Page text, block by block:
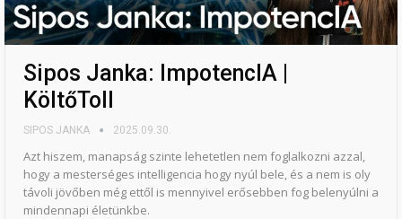
Sipos Janka: ImpotencIA |
KöltőToll
SIPOS JANKA 2025.09.30.
Azt hiszem, manapság szinte lehetetlen nem foglalkozni azzal,
hogy a mesterséges intelligencia hogy nyúl bele, és a nem is oly
távoli jövőben még ettől is mennyivel erősebben fog belenyúlni a
mindennapi életünkbe.